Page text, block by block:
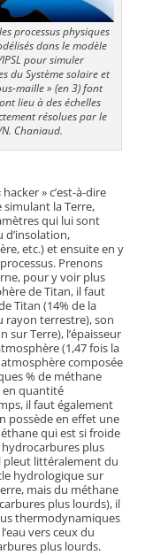
processus physiques
dans le modèle
pour simuler
du Système solaire et
maille » (en 3) font
lieu à des échelles
résolues par le
Chaniaud.
» c’est-à-dire
la Terre,
qui lui sont
d’insolation,
etc.) et ensuite en y
Prenons
pour y voir plus
de Titan, il faut
Titan (14% de la
rayon terrestre), son
sur Terre), l’épaisseur
(1,47 fois la
composée
% de méthane
en quantité
il faut également
possède en effet une
qui est si froide
hydrocarbures plus
pleut littéralement du
hydrologique sur
mais du méthane
plus lourds), il
thermodynamiques
vers ceux du
plus lourds.